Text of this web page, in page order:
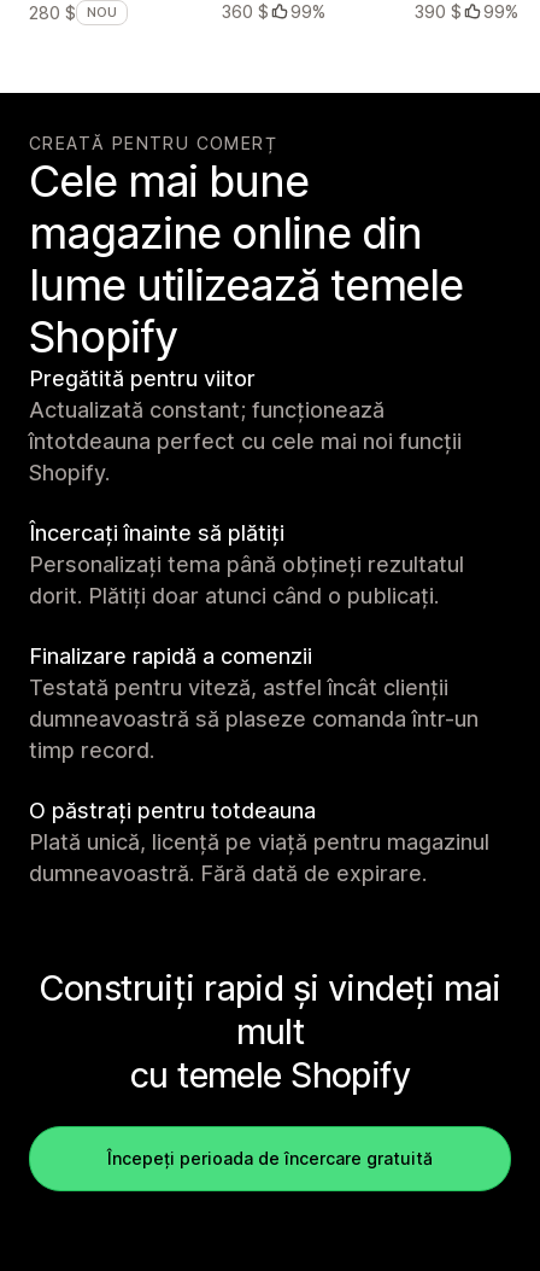
280 $
NOU
360 $
99%
390 $
99%
CREATĂ PENTRU COMERȚ
Cele mai bune
magazine online din
lume utilizează temele
Shopify
Pregătită pentru viitor
Actualizată constant; funcționează
întotdeauna perfect cu cele mai noi funcții
Shopify.
Încercați înainte să plătiți
Personalizați tema până obțineți rezultatul
dorit. Plătiți doar atunci când o publicați.
Finalizare rapidă a comenzii
Testată pentru viteză, astfel încât clienții
dumneavoastră să plaseze comanda într-un
timp record.
O păstrați pentru totdeauna
Plată unică, licență pe viață pentru magazinul
dumneavoastră. Fără dată de expirare.
Construiți rapid și vindeți mai
mult
cu temele Shopify
Începeți perioada de încercare gratuită